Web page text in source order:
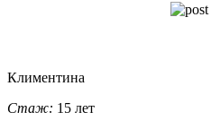
Климентина
Стаж: 15 лет